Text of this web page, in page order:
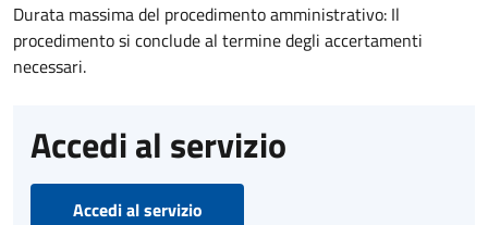
Durata massima del procedimento amministrativo: Il
procedimento si conclude al termine degli accertamenti
necessari.
Accedi al servizio
Accedi al servizio